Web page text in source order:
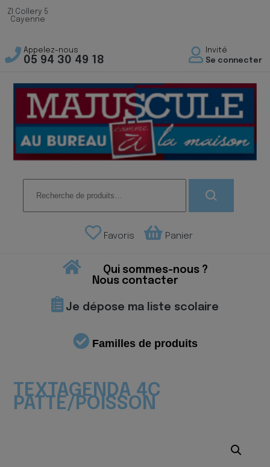
ZI Collery 5
Cayenne
Appelez-nous
05 94 30 49 18
Invité
Se connecter
pour :
Favoris Panier
Qui sommes-nous ?
Nous contacter
Je dépose ma liste scolaire
Familles de produits
TEXTAGENDA 4C
PATTE/POISSON